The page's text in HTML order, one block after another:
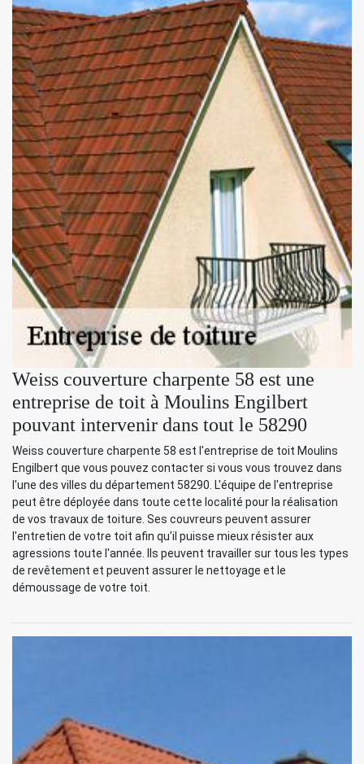
Weiss couverture charpente 58 est une
entreprise de toit à Moulins Engilbert
pouvant intervenir dans tout le 58290
Weiss couverture charpente 58 est l'entreprise de toit Moulins
Engilbert que vous pouvez contacter si vous vous trouvez dans
l'une des villes du département 58290. L'équipe de l'entreprise
peut être déployée dans toute cette localité pour la réalisation
de vos travaux de toiture. Ses couvreurs peuvent assurer
l'entretien de votre toit afin qu'il puisse mieux résister aux
agressions toute l'année. Ils peuvent travailler sur tous les types
de revêtement et peuvent assurer le nettoyage et le
démoussage de votre toit.